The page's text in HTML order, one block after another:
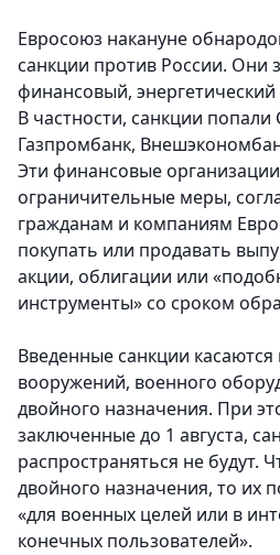
Евросоюз накануне
санкции против России. Они
финансовый,
В частности, санкции попали
Газпромбанк,
Эти финансовые
ограничительные меры,
гражданам и компаниям
покупать или продавать
акции, облигации или
инструменты» со сроком
Введенные санкции касаются
вооружений, военного
двойного назначения. При
заключенные до 1 августа,
распространяться не будут.
двойного назначения, то их
«для военных целей или в
конечных пользователей».